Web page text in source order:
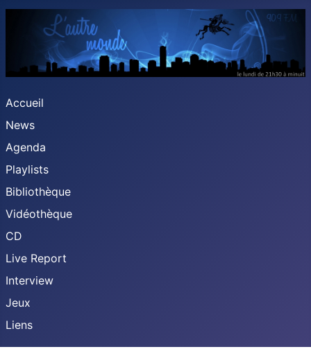
Accueil
News
Agenda
Playlists
Bibliothèque
Vidéothèque
CD
Live Report
Interview
Jeux
Liens